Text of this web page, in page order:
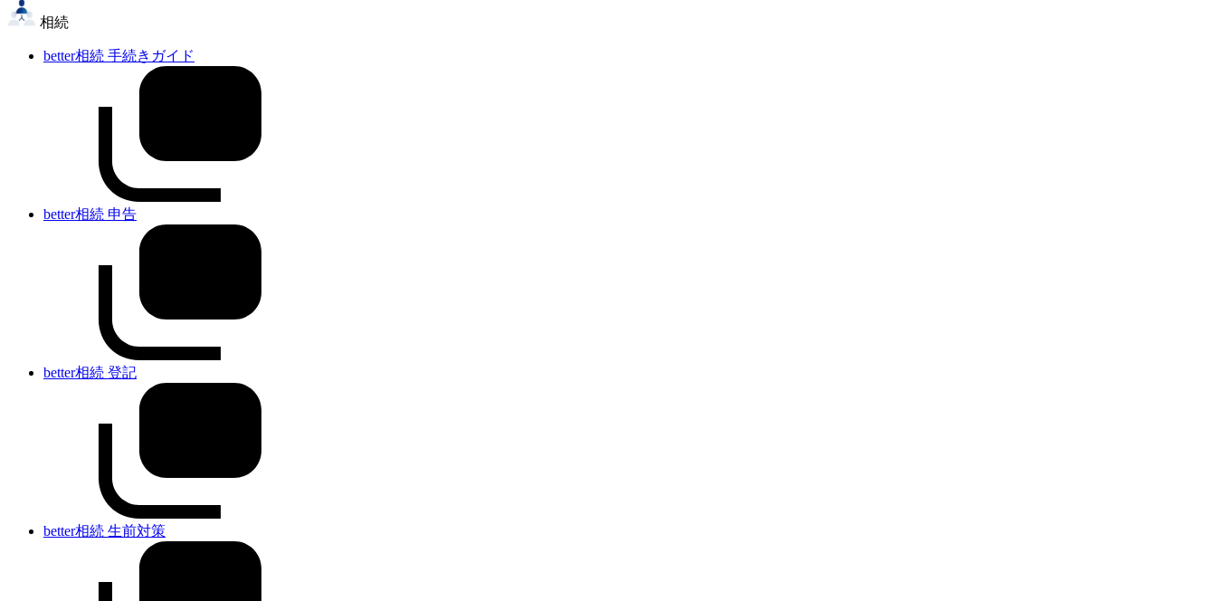
相続
better相続 手続きガイド
better相続 申告
better相続 登記
better相続 生前対策